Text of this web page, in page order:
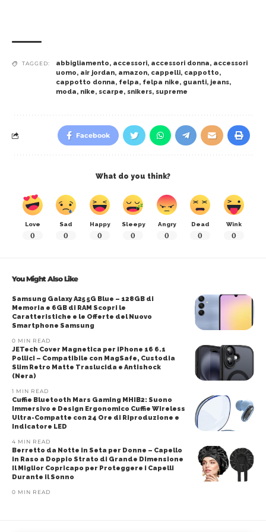
TAGGED: abbigliamento, accessori, accessori donna, accessori
uomo, air jordan, amazon, cappelli, cappotto,
cappotto donna, felpa, felpa nike, guanti, jeans,
moda, nike, scarpe, snikers, supreme
Facebook
What do you think?
Love
0
Sad
0
Happy
0
Sleepy
0
Angry
0
Dead
0
Wink
0
You Might Also Like
Samsung Galaxy A25 5G Blue – 128GB di
Memoria e 6GB di RAM Scopri le
Caratteristiche e le Offerte del Nuovo
Smartphone Samsung
0 MIN READ
JETech Cover Magnetica per iPhone 16 6.1
Pollici – Compatibile con MagSafe, Custodia
Slim Retro Matte Traslucida e Antishock
(Nera)
1 MIN READ
Cuffie Bluetooth Mars Gaming MHIB2: Suono
Immersivo e Design Ergonomico Cuffie Wireless
Ultra-Compatte con 24 Ore di Riproduzione e
Indicatore LED
4 MIN READ
Berretto da Notte in Seta per Donne – Capello
in Raso a Doppio Strato di Grande Dimensione
Il Miglior Copricapo per Proteggere i Capelli
Durante il Sonno
0 MIN READ